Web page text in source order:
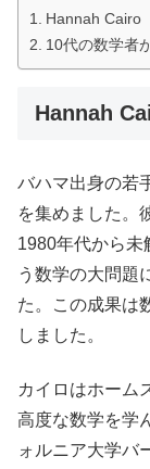
Hannah Cairo
10代の数学者
Hannah
バハマ出身の若
を集めました。
1980年代から未
う数学の大問題
た。この成果は
しました。
カイロはホーム
高度な数学を学
ォルニア大学バ